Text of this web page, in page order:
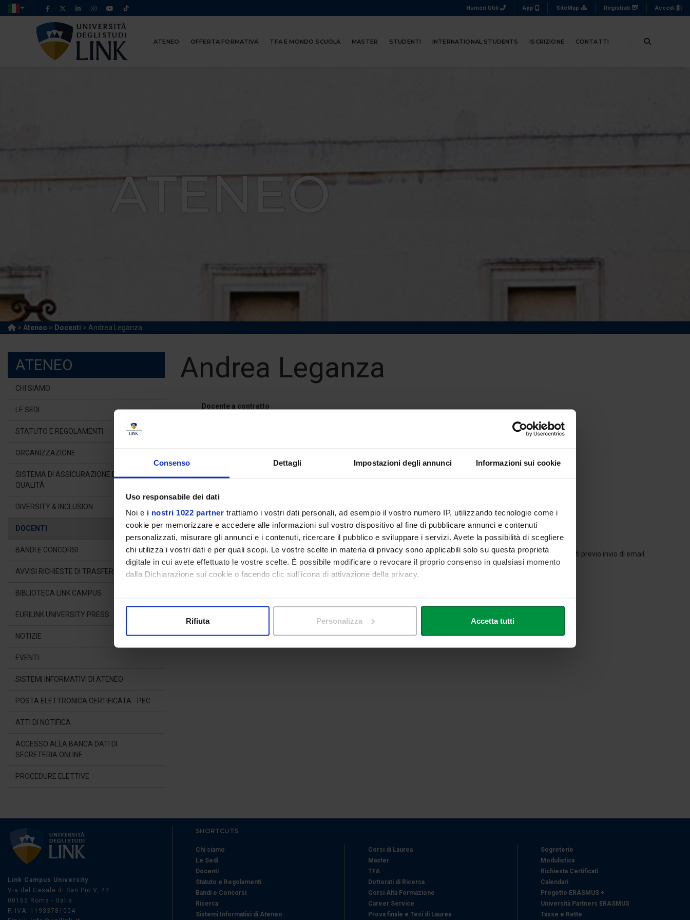
Consenso Dettagli Impostazioni degli annunci Informazioni sui cookie
Uso responsabile dei dati
Noi e i nostri 1022 partner trattiamo i vostri dati personali, ad esempio il vostro numero IP, utilizzando tecnologie come i
cookie per memorizzare e accedere alle informazioni sul vostro dispositivo al fine di pubblicare annunci e contenuti
personalizzati, misurare gli annunci e i contenuti, ricercare il pubblico e sviluppare i servizi. Avete la possibilità di scegliere
chi utilizza i vostri dati e per quali scopi. Le vostre scelte in materia di privacy sono applicabili solo su questa proprietà
digitale in cui avete effettuato le vostre scelte. È possibile modificare o revocare il proprio consenso in qualsiasi momento
dalla Dichiarazione sui cookie o facendo clic sull'icona di attivazione della privacy.
Identificare il tuo dispositivo, scansionandolo attivamente alla ricerca di caratteristiche specifiche (impronte digitali).
di analisi dei dati web, pubblicità e social media, i quali potrebbero combinarle con altre informazioni che ha fornito loro o
Rifiuta Personalizza Accetta tutti
Numeri Utili App SiteMap Registrati Accedi
ATENEO OFFERTA FORMATIVA TFA E MONDO SCUOLA MASTER STUDENTI INTERNATIONAL STUDENTS ISCRIZIONE CONTATTI
ATENEO
> Ateneo > Docenti > Andrea Leganza
ATENEO
CHI SIAMO
LE SEDI
STATUTO E REGOLAMENTI
ORGANIZZAZIONE
SISTEMA DI ASSICURAZIONE DELLA
QUALITÀ
DIVERSITY & INCLUSION
DOCENTI
BANDI E CONCORSI
AVVISI RICHIESTE DI TRASFERIMENTO
BIBLIOTECA LINK CAMPUS
EURILINK UNIVERSITY PRESS
NOTIZIE
EVENTI
SISTEMI INFORMATIVI DI ATENEO
POSTA ELETTRONICA CERTIFICATA - PEC
ATTI DI NOTIFICA
ACCESSO ALLA BANCA DATI DI
SEGRETERIA ONLINE
PROCEDURE ELETTIVE
Andrea Leganza
Docente a contratto
COURSE CATALOGUE
ORARI DI RICEVIMENTO
Il docente è disponibile per il ricevimento studenti al termine delle lezioni. E' possibile, in ogni caso, concordare appuntamenti previo invio di email.
Link Campus University
Via del Casale di San Pio V, 44
00165 Roma - Italia
P. IVA: 11933781004
SHORTCUTS
Chi siamo
Le Sedi
Docenti
Statuto e Regolamenti
Bandi e Concorsi
Ricerca
Sistemi Informativi di Ateneo
Corsi di Laurea
Master
TFA
Dottorati di Ricerca
Corsi Alta Formazione
Career Service
Prova finale e Tesi di Laurea
Segreterie
Modulistica
Richiesta Certificati
Calendari
Progetto ERASMUS +
Università Partners ERASMUS
Tasse e Rette